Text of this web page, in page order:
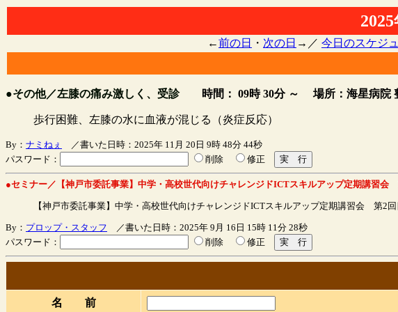
←前の日 ・ 次の日 →／ 今日のスケジ
●その他／左膝の痛み激しく、受診 時間： 09時 30分 ～ 場所：海星病院
歩行困難、左膝の水に血液が混じる（炎症反応）
By： ナミねぇ
／書いた日時：2025年 11月 20日 9時 48分 44秒
パスワード：
削除 修正
●セミナー／【神戸市委託事業】中学・高校世代向けチャレンジドICTスキルアップ定期講習会
【神戸市委託事業】中学・高校世代向けチャレンジドICTスキルアップ定期講習会 第2回
By： プロップ・スタッフ ／書いた日時：2025年 9月 16日 15時 11分 28秒
パスワード：
削除 修正
名 前